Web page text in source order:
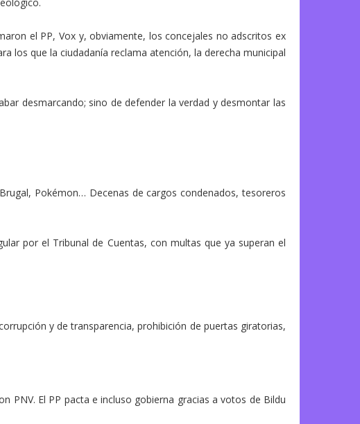
el PP, Vox y, obviamente, los concejales no adscritos ex
los que la ciudadanía reclama atención, la derecha municipal
desmarcando; sino de defender la verdad y desmontar las
Pokémon… Decenas de cargos condenados, tesoreros
por el Tribunal de Cuentas, con multas que ya superan el
y de transparencia, prohibición de puertas giratorias,
PNV. El PP pacta e incluso gobierna gracias a votos de Bildu